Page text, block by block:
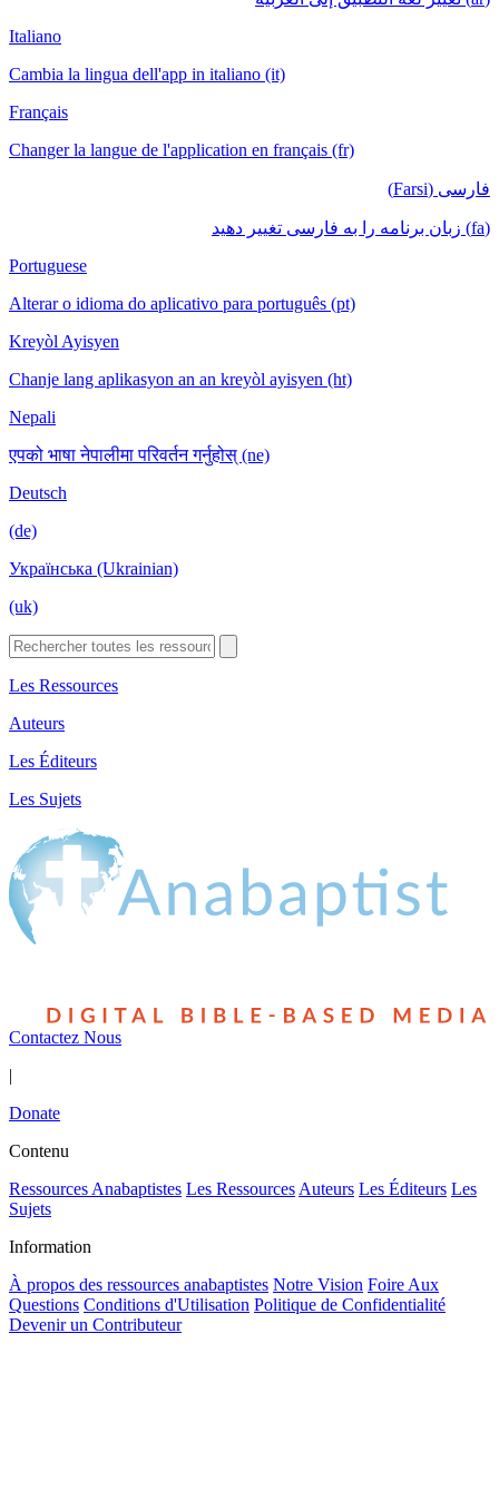
Italiano
Cambia la lingua dell'app in italiano (it)
Français
Changer la langue de l'application en français (fr)
فارسی (Farsi)
(fa) زبان برنامه را به فارسی تغییر دهید
Portuguese
Alterar o idioma do aplicativo para português (pt)
Kreyòl Ayisyen
Chanje lang aplikasyon an an kreyòl ayisyen (ht)
Nepali
एपको भाषा नेपालीमा परिवर्तन गर्नुहोस् (ne)
Deutsch
(de)
Українська (Ukrainian)
(uk)
Les Ressources
Auteurs
Les Éditeurs
Les Sujets
Contactez Nous
|
Donate
Contenu
Ressources Anabaptistes Les Ressources Auteurs Les Éditeurs Les
Sujets
Information
À propos des ressources anabaptistes Notre Vision Foire Aux
Questions Conditions d'Utilisation Politique de Confidentialité
Devenir un Contributeur